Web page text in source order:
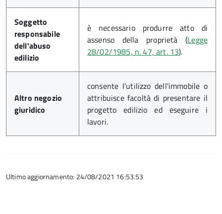
Soggetto
responsabile
dell'abuso
edilizio
è necessario produrre atto di
assenso della proprietà (Legge
28/02/1985, n. 47, art. 13).
Altro negozio
giuridico
consente l'utilizzo dell'immobile o
attribuisce facoltà di presentare il
progetto edilizio ed eseguire i
lavori.
Ultimo aggiornamento: 24/08/2021 16:53.53